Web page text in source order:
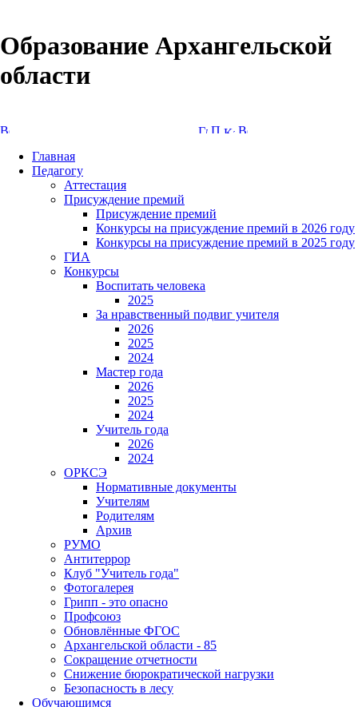
Образование Архангельской
области
Главная
Педагогу
Аттестация
Присуждение премий
Присуждение премий
Конкурсы на присуждение премий в 2026 году
Конкурсы на присуждение премий в 2025 году
ГИА
Конкурсы
Воспитать человека
2025
За нравственный подвиг учителя
2026
2025
2024
Мастер года
2026
2025
2024
Учитель года
2026
2024
ОРКСЭ
Нормативные документы
Учителям
Родителям
Архив
РУМО
Антитеррор
Клуб "Учитель года"
Фотогалерея
Грипп - это опасно
Профсоюз
Обновлённые ФГОС
Архангельской области - 85
Сокращение отчетности
Снижение бюрократической нагрузки
Безопасность в лесу
Обучающимся